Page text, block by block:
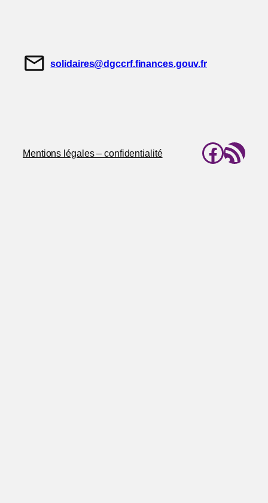
mail solidaires@dgccrf.finances.gouv.fr
Mentions légales – confidentialité Flux RSS